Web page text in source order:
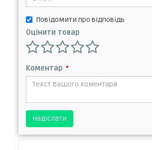
Повідомити про відповідь
Оцінити товар
Коментар *
Надіслати